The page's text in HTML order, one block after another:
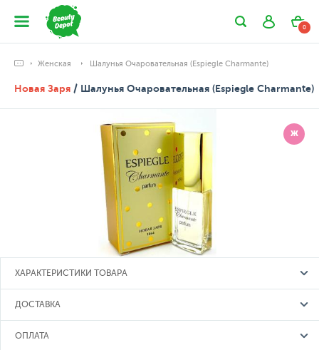
0
Женская Шалунья Очаровательная (Espiegle Charmante)
Новая Заря / Шалунья Очаровательная (Espiegle Charmante)
Ж
ХАРАКТЕРИСТИКИ ТОВАРА
ДОСТАВКА
ОПЛАТА